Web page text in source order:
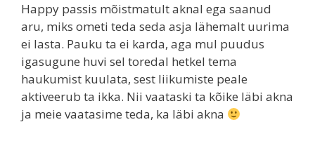
Happy passis mõistmatult aknal ega saanud
aru, miks ometi teda seda asja lähemalt uurima
ei lasta. Pauku ta ei karda, aga mul puudus
igasugune huvi sel toredal hetkel tema
haukumist kuulata, sest liikumiste peale
aktiveerub ta ikka. Nii vaataski ta kõike läbi akna
ja meie vaatasime teda, ka läbi akna